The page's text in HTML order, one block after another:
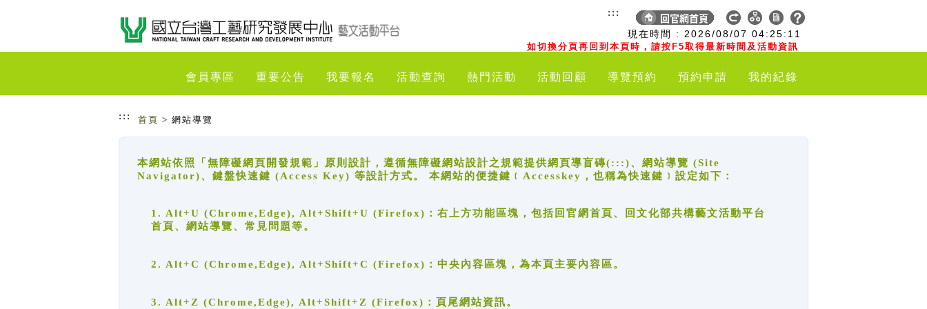
現在時間 : 2026/08/07 04:25:11
如切換分頁再回到本頁時，請按F5取得最新時間及活動資訊
:::
會員專區 重要公告 我要報名 活動查詢 熱門活動 活動回顧 導覽預約 預約申請 我的紀錄
::: 首頁 > 網站導覽
本網站依照「無障礙網頁開發規範」原則設計，遵循無障礙網站設計之規範提供網頁導盲磚(:::)、網站導覽 (Site
Navigator)、鍵盤快速鍵 (Access Key) 等設計方式。 本網站的便捷鍵﹝Accesskey，也稱為快速鍵﹞設定如下：
1. Alt+U (Chrome,Edge), Alt+Shift+U (Firefox)：右上方功能區塊，包括回官網首頁、回文化部共構藝文活動平台
首頁、網站導覽、常見問題等。
2. Alt+C (Chrome,Edge), Alt+Shift+C (Firefox)：中央內容區塊，為本頁主要內容區。
3. Alt+Z (Chrome,Edge), Alt+Shift+Z (Firefox)：頁尾網站資訊。